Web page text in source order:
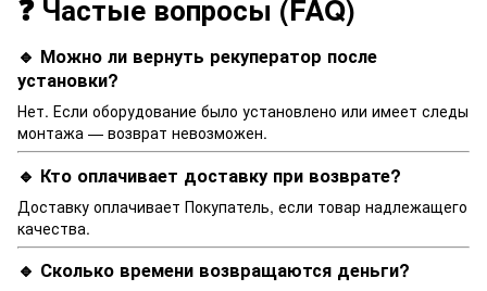
❓ Частые вопросы (FAQ)
🔹 Можно ли вернуть рекуператор после
установки?
Нет. Если оборудование было установлено или имеет следы
монтажа — возврат невозможен.
🔹 Кто оплачивает доставку при возврате?
Доставку оплачивает Покупатель, если товар надлежащего
качества.
🔹 Сколько времени возвращаются деньги?